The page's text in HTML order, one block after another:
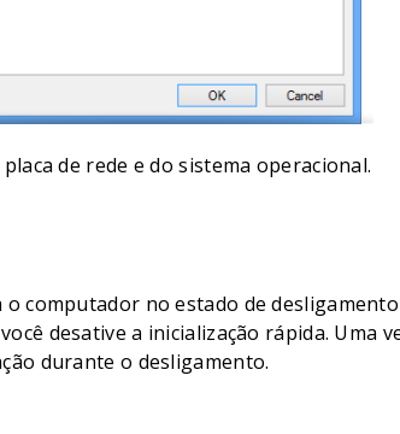
de rede e do sistema operacional.
computador no estado de
desative a inicialização rápida. Uma
durante o desligamento.